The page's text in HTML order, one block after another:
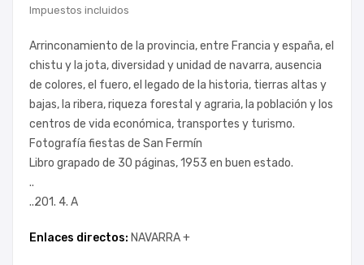
Impuestos incluidos
Arrinconamiento de la provincia, entre Francia y españa, el
chistu y la jota, diversidad y unidad de navarra, ausencia
de colores, el fuero, el legado de la historia, tierras altas y
bajas, la ribera, riqueza forestal y agraria, la población y los
centros de vida económica, transportes y turismo.
Fotografía fiestas de San Fermín
Libro grapado de 30 páginas, 1953 en buen estado.
..
..201. 4. A
Enlaces directos: NAVARRA +